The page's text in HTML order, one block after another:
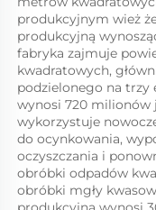
produkcyjnym wież
produkcyjną
fabryka zajmuje
kwadratowych,
podzielonego na trzy
wynosi 720 milionów
wykorzystuje
do ocynkowania,
oczyszczania i
obróbki odpadów
obróbki mgły